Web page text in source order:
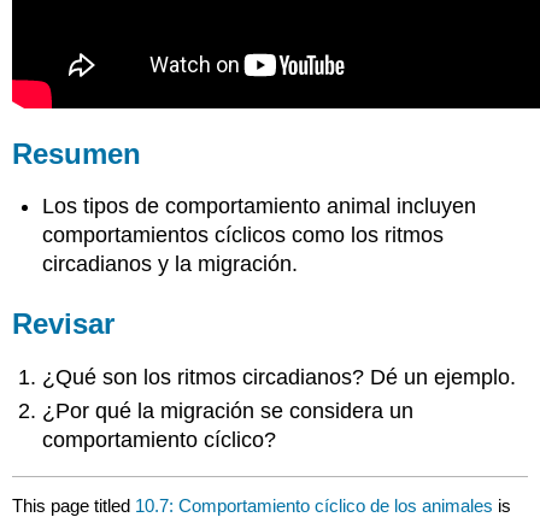
Resumen
Los tipos de comportamiento animal incluyen
comportamientos cíclicos como los ritmos
circadianos y la migración.
Revisar
¿Qué son los ritmos circadianos? Dé un ejemplo.
¿Por qué la migración se considera un
comportamiento cíclico?
This page titled 10.7: Comportamiento cíclico de los animales is